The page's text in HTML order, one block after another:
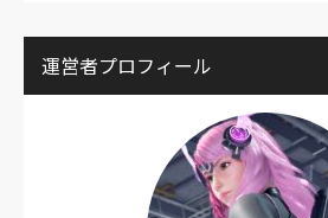
運営者プロフィール